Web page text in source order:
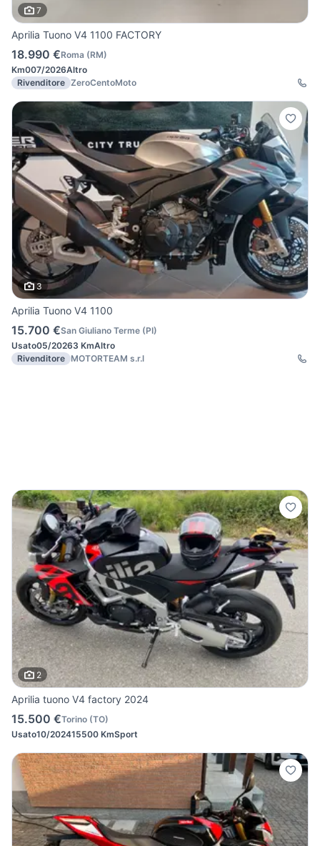
7
Aprilia Tuono V4 1100 FACTORY
18.990 €Roma (RM)
Km007/2026Altro
Rivenditore ZeroCentoMoto
3
Aprilia Tuono V4 1100
15.700 €San Giuliano Terme (PI)
Usato05/20263 KmAltro
Rivenditore MOTORTEAM s.r.l
2
Aprilia tuono V4 factory 2024
15.500 €Torino (TO)
Usato10/202415500 KmSport